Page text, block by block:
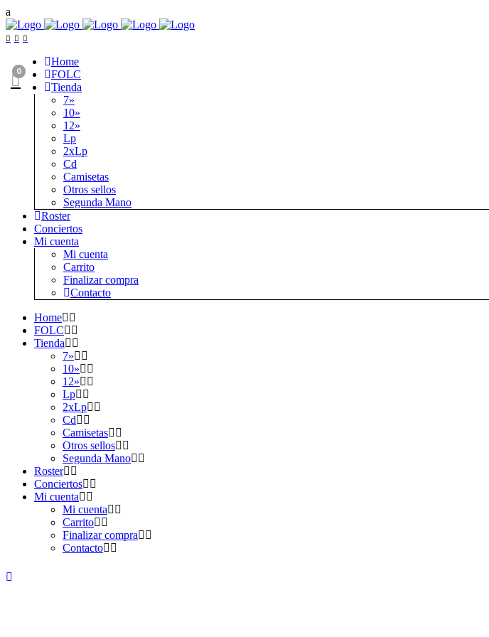
0
Home
FOLC
Tienda
7»
10»
12»
Lp
2xLp
Cd
Camisetas
Otros sellos
Segunda Mano
Roster
Conciertos
Mi cuenta
Mi cuenta
Carrito
Finalizar compra
Contacto
Home
FOLC
Tienda
7»
10»
12»
Lp
2xLp
Cd
Camisetas
Otros sellos
Segunda Mano
Roster
Conciertos
Mi cuenta
Mi cuenta
Carrito
Finalizar compra
Contacto